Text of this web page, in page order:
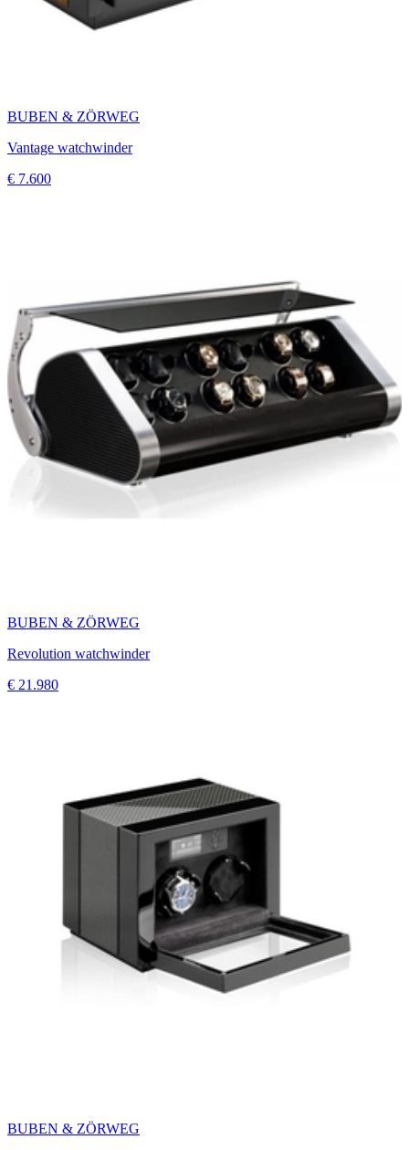
BUBEN & ZÖRWEG
Vantage watchwinder
€ 7.600
BUBEN & ZÖRWEG
Revolution watchwinder
€ 21.980
BUBEN & ZÖRWEG